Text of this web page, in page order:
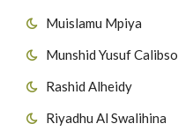
Muislamu Mpiya
Munshid Yusuf Calibso
Rashid Alheidy
Riyadhu Al Swalihina